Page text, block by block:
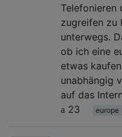
Telefonieren
zugreifen zu
unterwegs.
ob ich eine
etwas
unabhängig
auf das
23
europe